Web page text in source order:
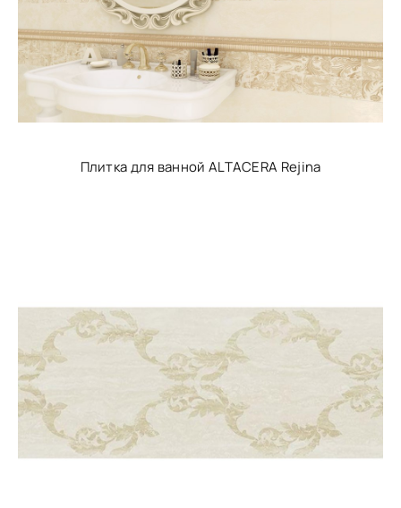
Плитка для ванной ALTACERA Rejina